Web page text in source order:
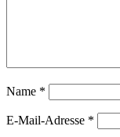
Name *
E-Mail-Adresse *